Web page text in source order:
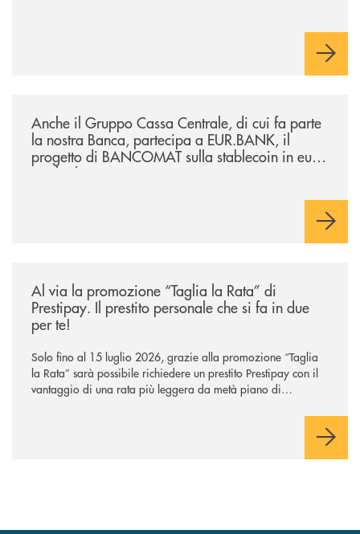
Anche il Gruppo Cassa Centrale, di cui fa parte
la nostra Banca, partecipa a EUR.BANK, il
progetto di BANCOMAT sulla stablecoin in euro
e sul relativo ecosistema
Al via la promozione “Taglia la Rata” di
Prestipay. Il prestito personale che si fa in due
per te!
Solo fino al 15 luglio 2026, grazie alla promozione “Taglia
la Rata” sarà possibile richiedere un prestito Prestipay con il
vantaggio di una rata più leggera da metà piano di